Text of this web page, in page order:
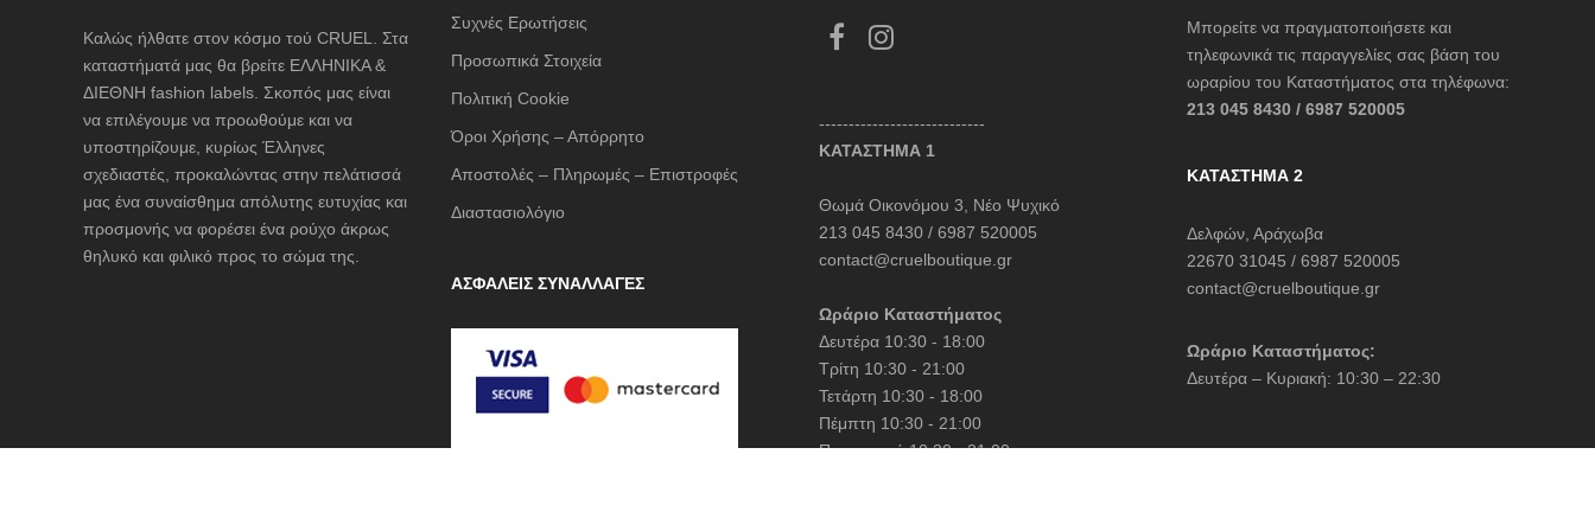
NOWHERE WITHOUT
Opus 4
Καλώς ήλθατε στον κόσμο τού CRUEL. Στα
καταστήματά μας θα βρείτε ΕΛΛΗΝΙΚΑ &
ΔΙΕΘΝΗ fashion labels. Σκοπός μας είναι
να επιλέγουμε να προωθούμε και να
υποστηρίζουμε, κυρίως Έλληνες
σχεδιαστές, προκαλώντας στην πελάτισσά
μας ένα συναίσθημα απόλυτης ευτυχίας και
προσμονής να φορέσει ένα ρούχο άκρως
θηλυκό και φιλικό προς το σώμα της.
Συχνές Ερωτήσεις
Προσωπικά Στοιχεία
Πολιτική Cookie
Όροι Χρήσης – Απόρρητο
Αποστολές – Πληρωμές – Επιστροφές
Διαστασιολόγιο
ΑΣΦΑΛΕΙΣ ΣΥΝΑΛΛΑΓΕΣ
----------------------------
ΚΑΤΑΣΤΗΜΑ 1
Θωμά Οικονόμου 3, Νέο Ψυχικό
213 045 8430 / 6987 520005
contact@cruelboutique.gr
Ωράριο Καταστήματος
Δευτέρα 10:30 - 18:00
Τρίτη 10:30 - 21:00
Τετάρτη 10:30 - 18:00
Πέμπτη 10:30 - 21:00
Παρασκευή 10:30 - 21:00
Μπορείτε να πραγματοποιήσετε και
τηλεφωνικά τις παραγγελίες σας βάση του
ωραρίου του Καταστήματος στα τηλέφωνα:
213 045 8430 / 6987 520005
ΚΑΤΆΣΤΗΜΑ 2
Δελφών, Αράχωβα
22670 31045 / 6987 520005
contact@cruelboutique.gr
Ωράριο Καταστήματος:
Δευτέρα – Κυριακή: 10:30 – 22:30